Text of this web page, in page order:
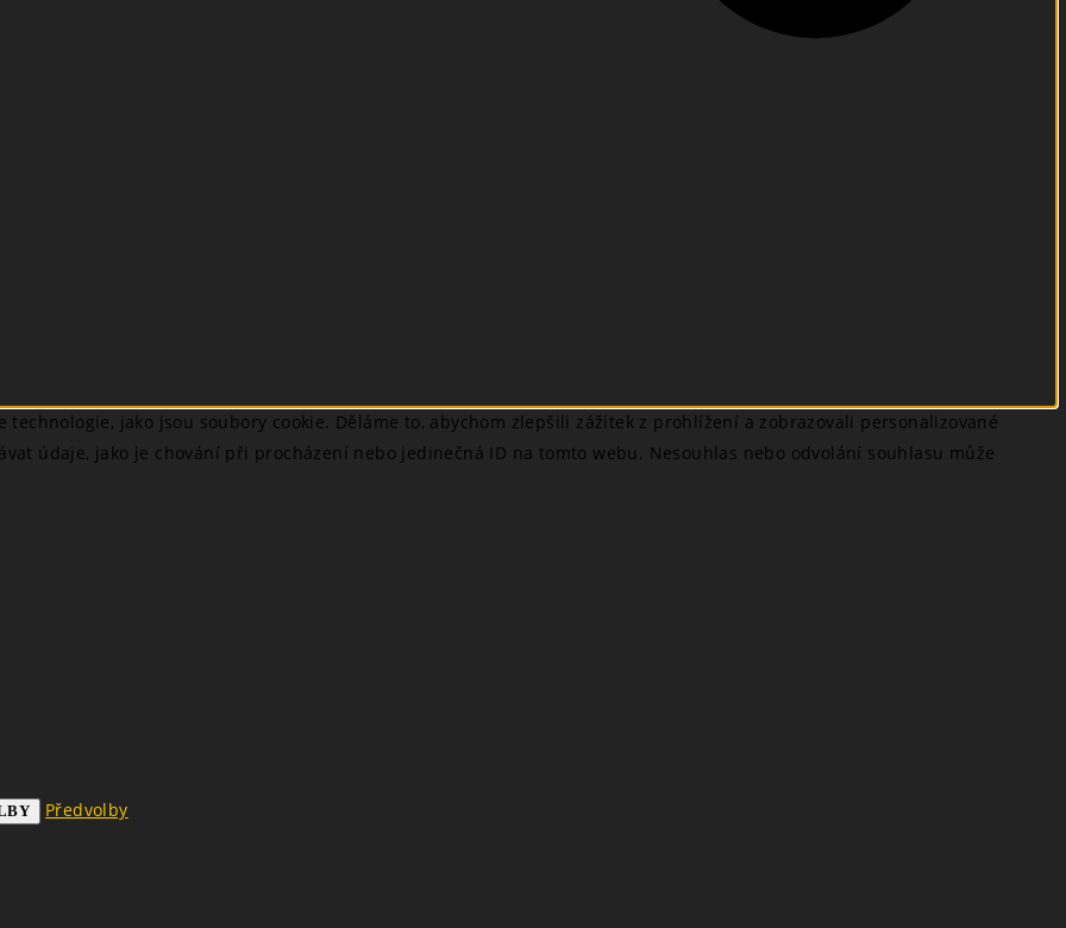
jako jsou soubory cookie. Děláme to, abychom zlepšili zážitek z prohlížení a zobrazovali personalizované
údaje, jako je chování při procházení nebo jedinečná ID na tomto webu. Nesouhlas nebo odvolání souhlasu může
Předvolby